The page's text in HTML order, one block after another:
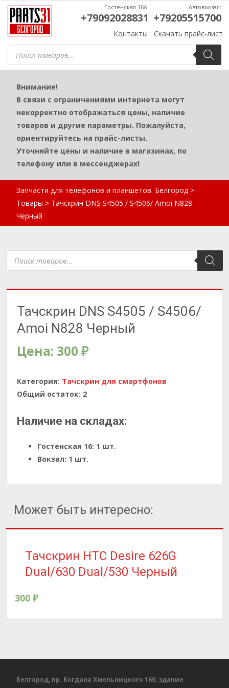
Поиск
товаров
Контакты Скачать прайс-лист
Гостенская 16А:
+79092028831
Автовокзал:
+79205515700
Внимание!
В связи с ограничениями интернета могут
некорректно отображаться цены, наличие
товаров и другие параметры. Пожалуйста,
ориентируйтесь на прайс-листы.
Уточняйте цены и наличие в магазинах, по
телефону или в мессенджерах!
Запчасти для телефонов и планшетов. Белгород >
Товары > Тачскрин DNS S4505 / S4506/ Amoi N828
Черный
Поиск
товаров
Тачскрин DNS S4505 / S4506/
Amoi N828 Черный
Цена: 300 ₽
Категория: Тачскрин для смартфонов
Общий остаток: 2
Наличие на складах:
Гостенская 16: 1 шт.
Вокзал: 1 шт.
Может быть интересно:
Тачскрин HTC Desire 626G
Dual/630 Dual/530 Черный
300 ₽
Белгород, пр. Богдана Хмельницкого 160, здание